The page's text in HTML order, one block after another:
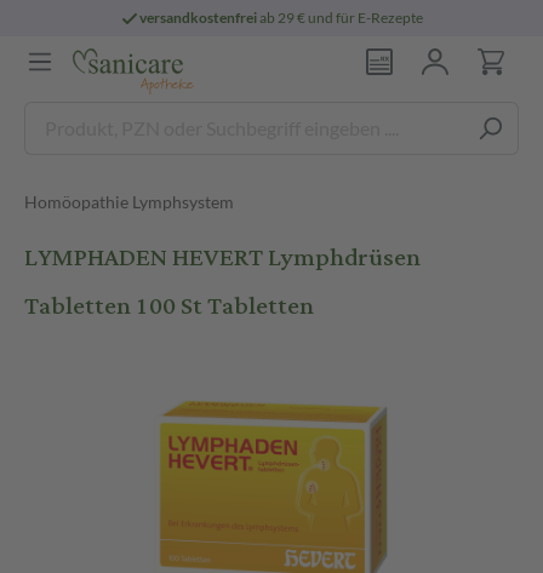
versandkostenfreiab 29 € und für E-Rezepte
Homöopathie Lymphsystem
LYMPHADEN HEVERT Lymphdrüsen
Tabletten 100 St Tabletten